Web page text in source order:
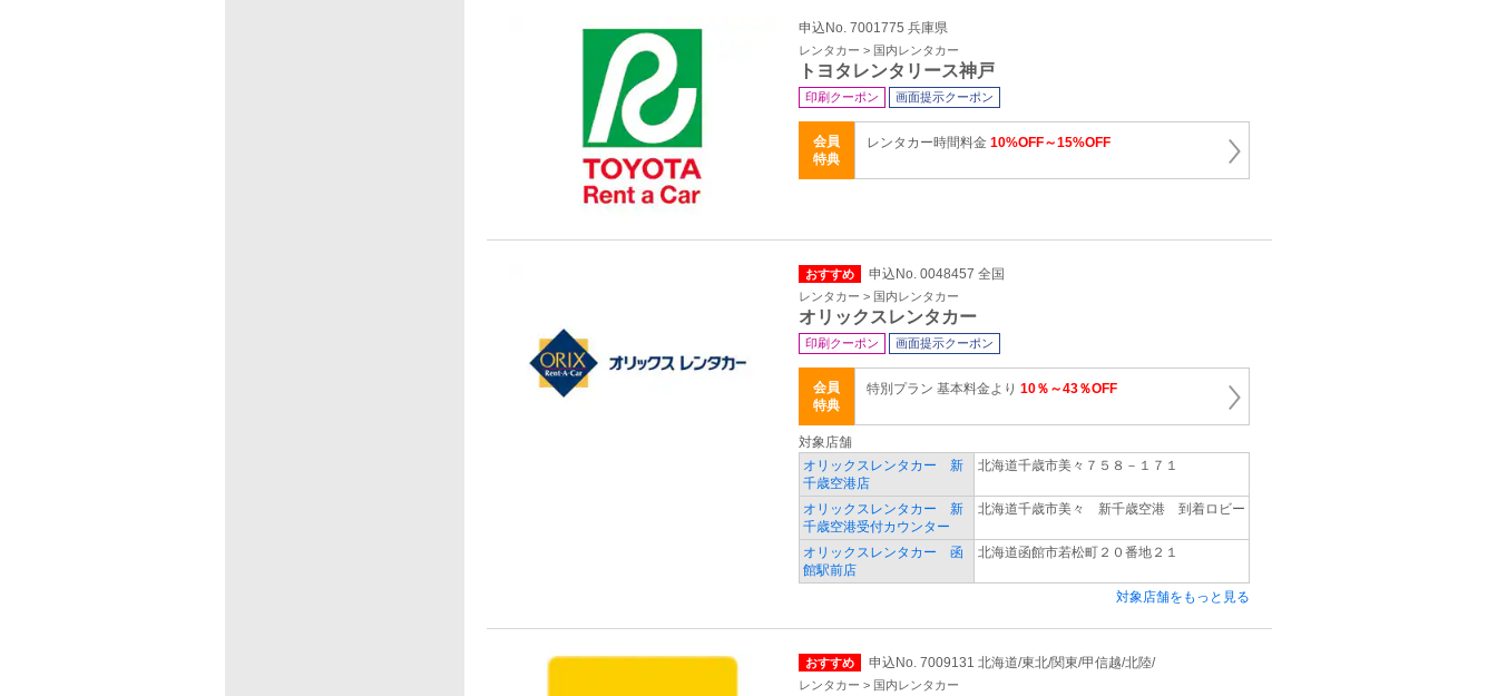
申込No. 7001775 兵庫県
レンタカー > 国内レンタカー
トヨタレンタリース神戸
印刷クーポン 画面提示クーポン
会員
特典
レンタカー時間料金 10%OFF～15%OFF
おすすめ 申込No. 0048457 全国
レンタカー > 国内レンタカー
オリックスレンタカー
印刷クーポン 画面提示クーポン
会員
特典
特別プラン 基本料金より 10％～43％OFF
対象店舗
オリックスレンタカー 新
千歳空港店
北海道千歳市美々７５８－１７１
オリックスレンタカー 新
千歳空港受付カウンター
北海道千歳市美々 新千歳空港 到着ロビー
オリックスレンタカー 函
館駅前店
北海道函館市若松町２０番地２１
対象店舗をもっと見る
おすすめ 申込No. 7009131 北海道/東北/関東/甲信越/北陸/
レンタカー > 国内レンタカー